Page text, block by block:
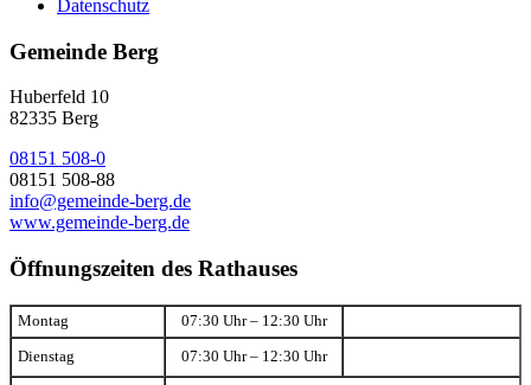
Datenschutz
Gemeinde Berg
Huberfeld 10
82335 Berg
08151 508-0
08151 508-88
info@gemeinde-berg.de
www.gemeinde-berg.de
Öffnungszeiten des Rathauses
Montag 07:30 Uhr – 12:30 Uhr
Dienstag 07:30 Uhr – 12:30 Uhr